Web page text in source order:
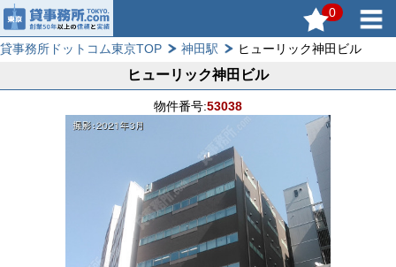
0
貸事務所ドットコム東京TOP 神田駅 ヒューリック神田ビル
ヒューリック神田ビル
物件番号:53038